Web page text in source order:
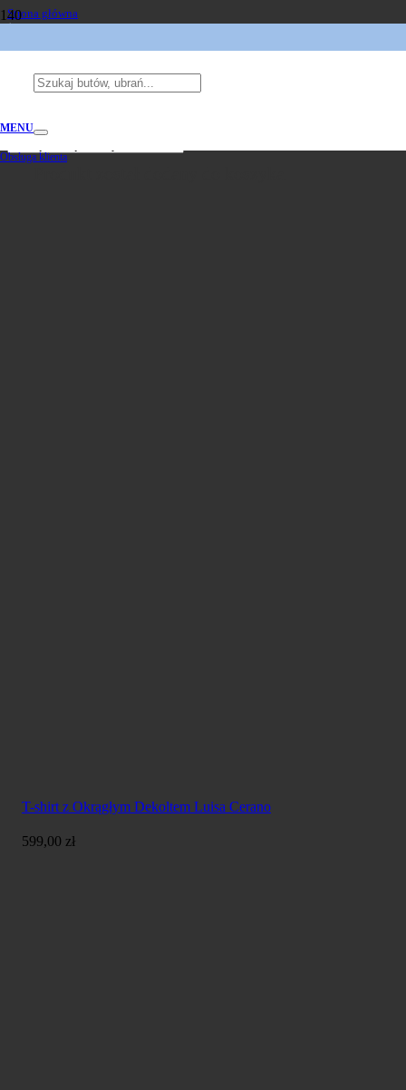
MENU
Obsługa klienta
Strona główna
/
Odzież
Filtry
T-shirt z Okrągłym Dekoltem Luisa Cerano
599,00 zł